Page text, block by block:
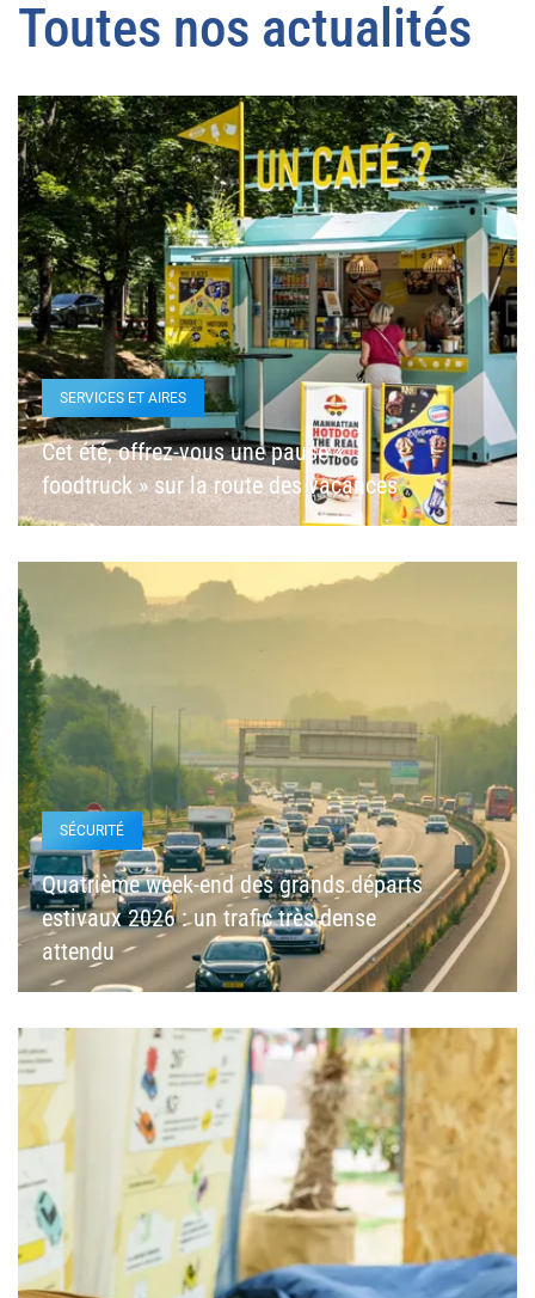
Toutes nos actualités
SERVICES ET AIRES
Cet été, offrez-vous une pause «
foodtruck » sur la route des vacances
SÉCURITÉ
Quatrième week-end des grands départs
estivaux 2026 : un trafic très dense
attendu